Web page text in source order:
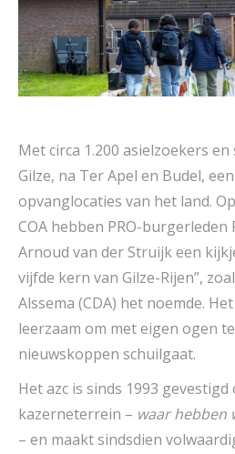
Met circa 1.200 asielzoekers
Gilze, na Ter Apel en Budel,
opvanglocaties van het land.
COA hebben PRO-burgerleden
Arnoud van der Struijk een
vijfde kern van Gilze-Rijen”,
Alssema (CDA) het noemde.
leerzaam om met eigen ogen
nieuwskoppen schuilgaat.
Het azc is sinds 1993
kazerneterrein – waar hebben
– en maakt sindsdien